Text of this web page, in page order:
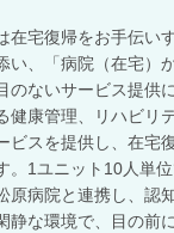
在宅復帰をお手伝い
い、「病院（在宅）
のないサービス提供
健康管理、リハビリ
ビスを提供し、在宅
。1ユニット10人単
原病院と連携し、認
静な環境で、目の前